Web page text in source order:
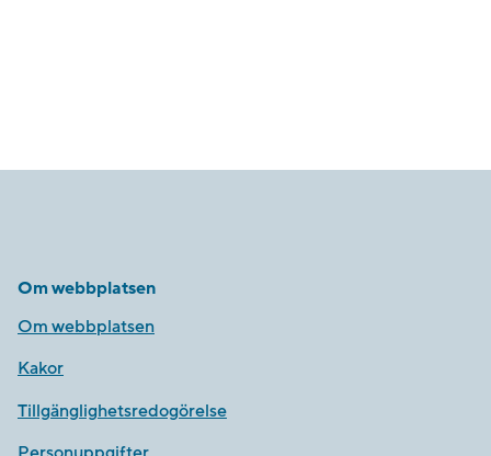
Om webbplatsen
Om webbplatsen
Kakor
Tillgänglighetsredogörelse